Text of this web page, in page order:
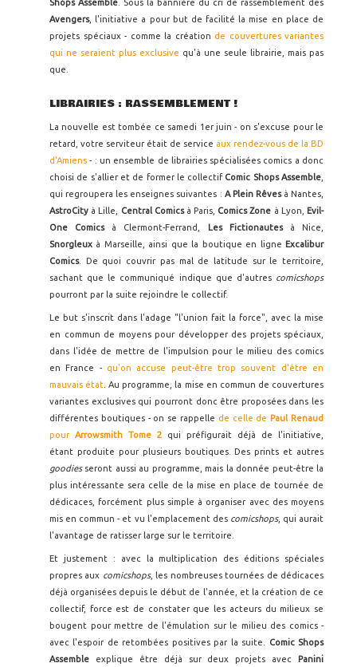
Shops Assemble . Sous la bannière du cri de rassemblement des
Avengers, l'initiative a pour but de facilité la mise en place de
projets spéciaux - comme la création de couvertures variantes
qui ne seraient plus exclusive qu'à une seule librairie, mais pas
que.
LIBRAIRIES : RASSEMBLEMENT !
La nouvelle est tombée ce samedi 1er juin - on s'excuse pour le
retard, votre serviteur était de service aux rendez-vous de la BD
d'Amiens - : un ensemble de librairies spécialisées comics a donc
choisi de s'allier et de former le collectif Comic Shops Assemble
qui regroupera les enseignes suivantes : A Plein Rêves à Nantes,
AstroCity à Lille, Central Comics à Paris, Comics Zone à Lyon,
Evil-
One Comics à Clermont-Ferrand, Les Fictionautes à Nice,
Snorgleux à Marseille, ainsi que la boutique en ligne Excalibur
Comics. De quoi couvrir pas mal de latitude sur le territoire,
sachant que le communiqué indique que d'autres comicshops
pourront par la suite rejoindre le collectif.
Le but s'inscrit dans l'adage "l'union fait la force", avec la mise
en commun de moyens pour développer des projets spéciaux,
dans l'idée de mettre de l'impulsion pour le milieu des comics
en France - qu'on accuse peut-être trop souvent d'être en
mauvais état . Au programme, la mise en commun de couvertures
variantes exclusives qui pourront donc être proposées dans les
différentes boutiques - on se rappelle de celle de Paul Renaud
pour Arrowsmith Tome 2 qui préfigurait déjà de l'initiative,
étant produite pour plusieurs boutiques. Des prints et autres
goodies seront aussi au programme, mais la donnée peut-être la
plus intéressante sera celle de la mise en place de tournée de
dédicaces, forcément plus simple à organiser avec des moyens
mis en commun - et vu l'emplacement des comicshops, qui aurait
l'avantage de ratisser large sur le territoire.
Et justement : avec la multiplication des éditions spéciales
propres aux comicshops, les nombreuses tournées de dédicaces
déjà organisées depuis le début de l'année, et la création de ce
collectif, force est de constater que les acteurs du milieux se
bougent pour mettre de l'émulation sur le milieu des comics -
avec l'espoir de retombées positives par la suite.
Comic Shops
Assemble explique être déjà sur deux projets avec
Panini